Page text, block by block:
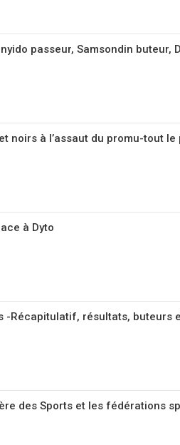
passeur, Samsondin buteur,
noirs à l’assaut du promu-tout le
à Dyto
-Récapitulatif, résultats, buteurs
des Sports et les fédérations